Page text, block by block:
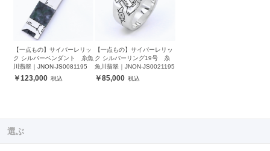
【一点もの】サイバーレリッ
ク シルバーペンダント 糸魚
川翡翠｜JNON-JS0081195
123,000
【一点もの】サイバーレリッ
ク シルバーリング19号 糸
魚川翡翠｜JNON-JS0021195
85,000
選ぶ